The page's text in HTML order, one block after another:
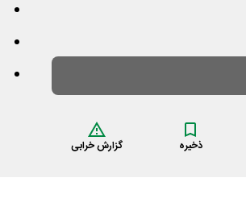
ذخیره گزارش خرابی